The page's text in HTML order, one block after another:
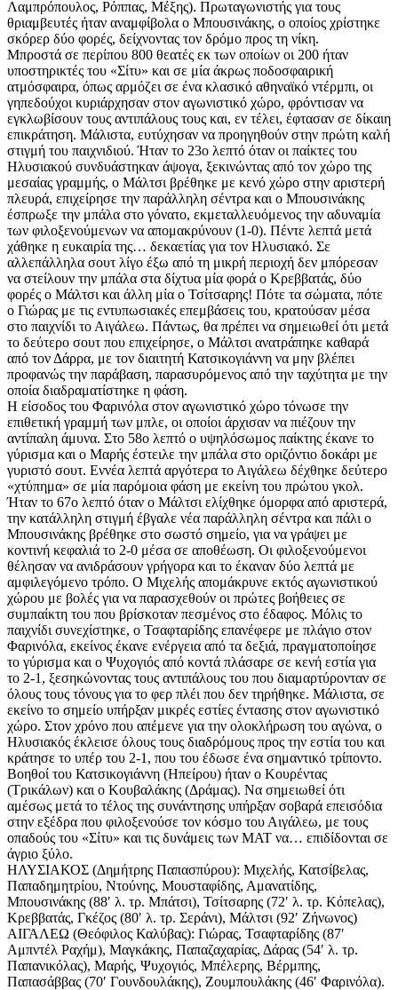
Λαμπρόπουλος, Ρόππας, Μέξης). Πρωταγωνιστής για τους
θριαμβευτές ήταν αναμφίβολα ο Μπουσινάκης, ο οποίος χρίστηκε
σκόρερ δύο φορές, δείχνοντας τον δρόμο προς τη νίκη.
Μπροστά σε περίπου 800 θεατές εκ των οποίων οι 200 ήταν
υποστηρικτές του «Σίτυ» και σε μία άκρως ποδοσφαιρική
ατμόσφαιρα, όπως αρμόζει σε ένα κλασικό αθηναϊκό ντέρμπι, οι
γηπεδούχοι κυριάρχησαν στον αγωνιστικό χώρο, φρόντισαν να
εγκλωβίσουν τους αντιπάλους τους και, εν τέλει, έφτασαν σε δίκαιη
επικράτηση. Μάλιστα, ευτύχησαν να προηγηθούν στην πρώτη καλή
στιγμή του παιχνιδιού. Ήταν το 23ο λεπτό όταν οι παίκτες του
Ηλυσιακού συνδυάστηκαν άψογα, ξεκινώντας από τον χώρο της
μεσαίας γραμμής, ο Μάλτσι βρέθηκε με κενό χώρο στην αριστερή
πλευρά, επιχείρησε την παράλληλη σέντρα και ο Μπουσινάκης
έσπρωξε την μπάλα στο γόνατο, εκμεταλλευόμενος την αδυναμία
των φιλοξενούμενων να απομακρύνουν (1-0). Πέντε λεπτά μετά
χάθηκε η ευκαιρία της… δεκαετίας για τον Ηλυσιακό. Σε
αλλεπάλληλα σουτ λίγο έξω από τη μικρή περιοχή δεν μπόρεσαν
να στείλουν την μπάλα στα δίχτυα μία φορά ο Κρεββατάς, δύο
φορές ο Μάλτσι και άλλη μία ο Τσίτσαρης! Πότε τα σώματα, πότε
ο Γιώρας με τις εντυπωσιακές επεμβάσεις του, κρατούσαν μέσα
στο παιχνίδι το Αιγάλεω. Πάντως, θα πρέπει να σημειωθεί ότι μετά
το δεύτερο σουτ που επιχείρησε, ο Μάλτσι ανατράπηκε καθαρά
από τον Δάρρα, με τον διαιτητή Κατσικογιάννη να μην βλέπει
προφανώς την παράβαση, παρασυρόμενος από την ταχύτητα με την
οποία διαδραματίστηκε η φάση.
Η είσοδος του Φαρινόλα στον αγωνιστικό χώρο τόνωσε την
επιθετική γραμμή των μπλε, οι οποίοι άρχισαν να πιέζουν την
αντίπαλη άμυνα. Στο 58ο λεπτό ο υψηλόσωμος παίκτης έκανε το
γύρισμα και ο Μαρής έστειλε την μπάλα στο οριζόντιο δοκάρι με
γυριστό σουτ. Εννέα λεπτά αργότερα το Αιγάλεω δέχθηκε δεύτερο
«χτύπημα» σε μία παρόμοια φάση με εκείνη του πρώτου γκολ.
Ήταν το 67ο λεπτό όταν ο Μάλτσι ελίχθηκε όμορφα από αριστερά,
την κατάλληλη στιγμή έβγαλε νέα παράλληλη σέντρα και πάλι ο
Μπουσινάκης βρέθηκε στο σωστό σημείο, για να γράψει με
κοντινή κεφαλιά το 2-0 μέσα σε αποθέωση. Οι φιλοξενούμενοι
θέλησαν να ανιδράσουν γρήγορα και το έκαναν δύο λεπτά με
αμφιλεγόμενο τρόπο. Ο Μιχελής απομάκρυνε εκτός αγωνιστικού
χώρου με βολές για να παρασχεθούν οι πρώτες βοήθειες σε
συμπαίκτη του που βρίσκοταν πεσμένος στο έδαφος. Μόλις το
παιχνίδι συνεχίστηκε, ο Τσαφταρίδης επανέφερε με πλάγιο στον
Φαρινόλα, εκείνος έκανε ενέργεια από τα δεξιά, πραγματοποίησε
το γύρισμα και ο Ψυχογιός από κοντά πλάσαρε σε κενή εστία για
το 2-1, ξεσηκώνοντας τους αντιπάλους του που διαμαρτύρονταν σε
όλους τους τόνους για το φερ πλέι που δεν τηρήθηκε. Μάλιστα, σε
εκείνο το σημείο υπήρξαν μικρές εστίες έντασης στον αγωνιστικό
χώρο. Στον χρόνο που απέμενε για την ολοκλήρωση του αγώνα, ο
Ηλυσιακός έκλεισε όλους τους διαδρόμους προς την εστία του και
κράτησε το υπέρ του 2-1, που του έδωσε ένα σημαντικό τρίποντο.
Βοηθοί του Κατσικογιάννη (Ηπείρου) ήταν ο Κουρέντας
(Τρικάλων) και ο Κουβαλάκης (Δράμας). Να σημειωθεί ότι
αμέσως μετά το τέλος της συνάντησης υπήρξαν σοβαρά επεισόδια
στην εξέδρα που φιλοξενούσε τον κόσμο του Αιγάλεω, με τους
οπαδούς του «Σίτυ» και τις δυνάμεις των ΜΑΤ να… επιδίδονται σε
άγριο ξύλο.
ΗΛΥΣΙΑΚΟΣ (Δημήτρης Παπασπύρου): Μιχελής, Κατσίβελας,
Παπαδημητρίου, Ντούνης, Μουσταφίδης, Αμανατίδης,
Μπουσινάκης (88′ λ. τρ. Μπάτσι), Τσίτσαρης (72′ λ. τρ. Κόπελας),
Κρεββατάς, Γκέζος (80′ λ. τρ. Σεράνι), Μάλτσι (92′ Ζήνωνος)
ΑΙΓΑΛΕΩ (Θεόφιλος Καλύβας): Γιώρας, Τσαφταρίδης (87′
Αμπντέλ Ραχήμ), Μαγκάκης, Παπαζαχαρίας, Δάρας (54′ λ. τρ.
Παπανικόλας), Μαρής, Ψυχογιός, Μπέλερης, Βέρμπης,
Παπασάββας (70′ Γουνδουλάκης), Ζουμπουλάκης (46′ Φαρινόλα).